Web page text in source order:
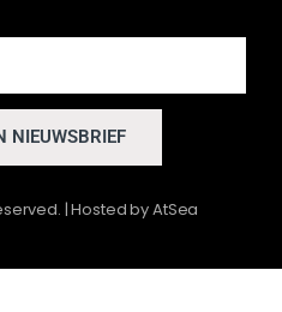
NIEUWSBRIEF
| Hosted byAtSea